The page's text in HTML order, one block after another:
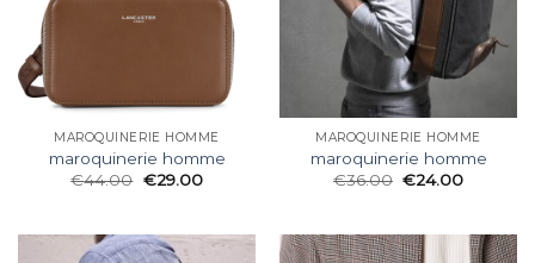
MAROQUINERIE HOMME
maroquinerie homme
€44.00 €29.00
MAROQUINERIE HOMME
maroquinerie homme
€36.00 €24.00